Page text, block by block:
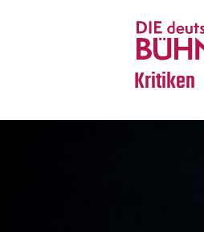
Kritiken
Crossover